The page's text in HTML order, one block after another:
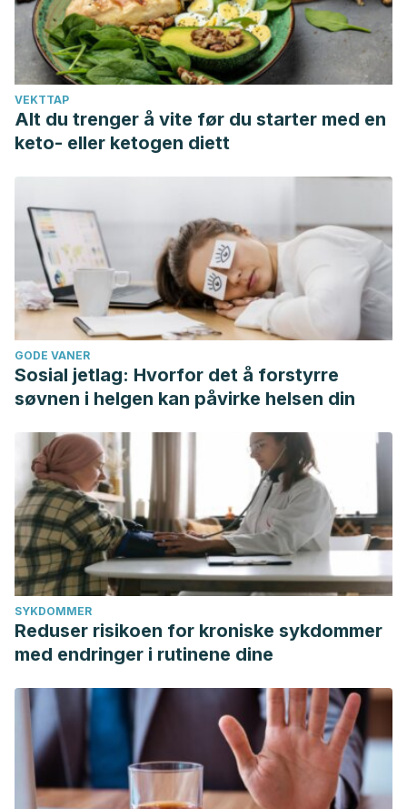
VEKTTAP
Alt du trenger å vite før du starter med en
keto- eller ketogen diett
GODE VANER
Sosial jetlag: Hvorfor det å forstyrre
søvnen i helgen kan påvirke helsen din
SYKDOMMER
Reduser risikoen for kroniske sykdommer
med endringer i rutinene dine